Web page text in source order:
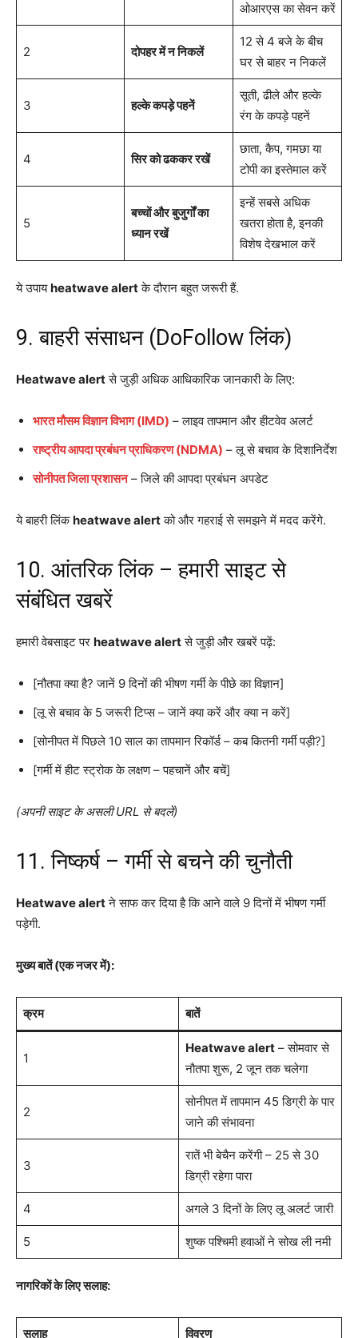
ओआरएस का सेवन करें
2 दोपहर में न निकलें
12 से 4 बजे के बीच
घर से बाहर न निकलें
3 हल्के कपड़े पहनें
सूती, ढीले और हल्के
रंग के कपड़े पहनें
4 सिर को ढककर रखें
छाता, कैप, गमछा या
टोपी का इस्तेमाल करें
5
बच्चों और बुजुर्गों का
ध्यान रखें
इन्हें सबसे अधिक
खतरा होता है, इनकी
विशेष देखभाल करें
ये उपायheatwave alertके दौरान बहुत जरूरी हैं.
9. बाहरी संसाधन (DoFollow लिंक)
Heatwave alertसे जुड़ी अधिक आधिकारिक जानकारी के लिए:
भारत मौसम विज्ञान विभाग (IMD) – लाइव तापमान और हीटवेव अलर्ट
राष्ट्रीय आपदा प्रबंधन प्राधिकरण (NDMA) – लू से बचाव के दिशानिर्देश
सोनीपत जिला प्रशासन– जिले की आपदा प्रबंधन अपडेट
ये बाहरी लिंकheatwave alertको और गहराई से समझने में मदद करेंगे.
10. आंतरिक लिंक – हमारी साइट से
संबंधित खबरें
हमारी वेबसाइट पर heatwave alertसे जुड़ी और खबरें पढ़ें:
[नौतपा क्या है? जानें 9 दिनों की भीषण गर्मी के पीछे का विज्ञान]
[लू से बचाव के 5 जरूरी टिप्स – जानें क्या करें और क्या न करें]
[सोनीपत में पिछले 10 साल का तापमान रिकॉर्ड – कब कितनी गर्मी पड़ी?]
[गर्मी में हीट स्ट्रोक के लक्षण – पहचानें और बचें]
(अपनी साइट के असली URL से बदलें)
11. निष्कर्ष – गर्मी से बचने की चुनौती
Heatwave alertने साफ कर दिया है कि आने वाले 9 दिनों में भीषण गर्मी
पड़ेगी.
मुख्य बातें (एक नजर में):
क्रम बातें
1
Heatwave alert– सोमवार से
नौतपा शुरू, 2 जून तक चलेगा
2
सोनीपत में तापमान 45 डिग्री के पार
जाने की संभावना
3
रातें भी बेचैन करेंगी – 25 से 30
डिग्री रहेगा पारा
4 अगले 3 दिनों के लिए लू अलर्ट जारी
5 शुष्क पश्चिमी हवाओं ने सोख ली नमी
नागरिकों के लिए सलाह:
सलाह विवरण